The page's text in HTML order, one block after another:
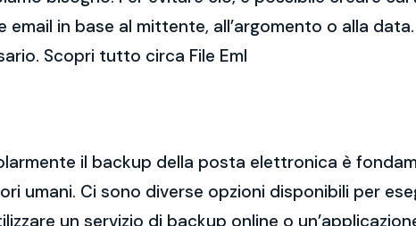
email in base al mittente, all’argomento o alla
Scopri tutto circa File Eml
il backup della posta elettronica è
umani. Ci sono diverse opzioni disponibili per
un servizio di backup online o